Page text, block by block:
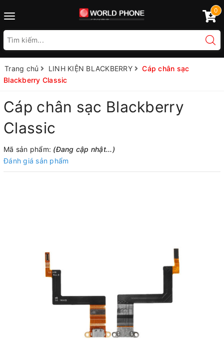
Toggle
0
Trang chủ LINH KIỆN BLACKBERRY
Cáp chân sạc
Blackberry Classic
Cáp chân sạc Blackberry
Classic
Mã sản phẩm: (Đang cập nhật...)
Đánh giá sản phẩm